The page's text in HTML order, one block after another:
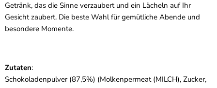
Getränk, das die Sinne verzaubert und ein Lächeln auf Ihr
Gesicht zaubert. Die beste Wahl für gemütliche Abende und
besondere Momente.
Zutaten:
Schokoladenpulver (87,5%) (Molkenpermeat (MILCH), Zucker,